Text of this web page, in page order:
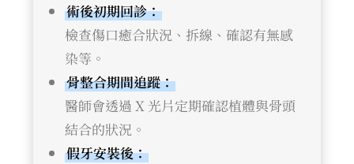
術後初期回診：
檢查傷口癒合狀況、拆線、確認有無感
染等。
骨整合期間追蹤：
醫師會透過 X 光片定期確認植體與骨頭
結合的狀況。
假牙安裝後：